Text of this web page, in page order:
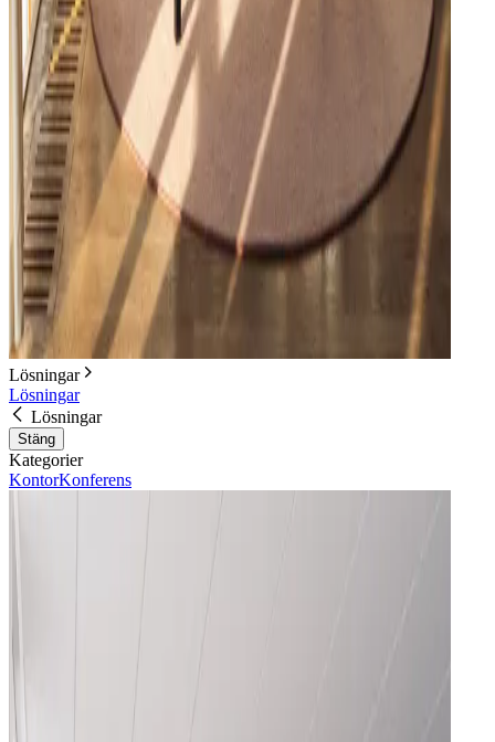
Lösningar
Lösningar
Lösningar
Stäng
Kategorier
KontorKonferens